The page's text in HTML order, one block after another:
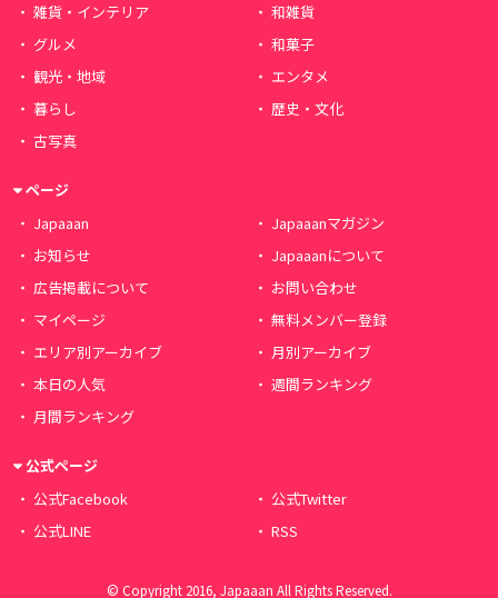
雑貨・インテリア
和雑貨
グルメ
和菓子
観光・地域
エンタメ
暮らし
歴史・文化
古写真
ページ
Japaaan
Japaaanマガジン
お知らせ
Japaaanについて
広告掲載について
お問い合わせ
マイページ
無料メンバー登録
エリア別アーカイブ
月別アーカイブ
本日の人気
週間ランキング
月間ランキング
公式ページ
公式Facebook
公式Twitter
公式LINE
RSS
© Copyright 2016, Japaaan All Rights Reserved.